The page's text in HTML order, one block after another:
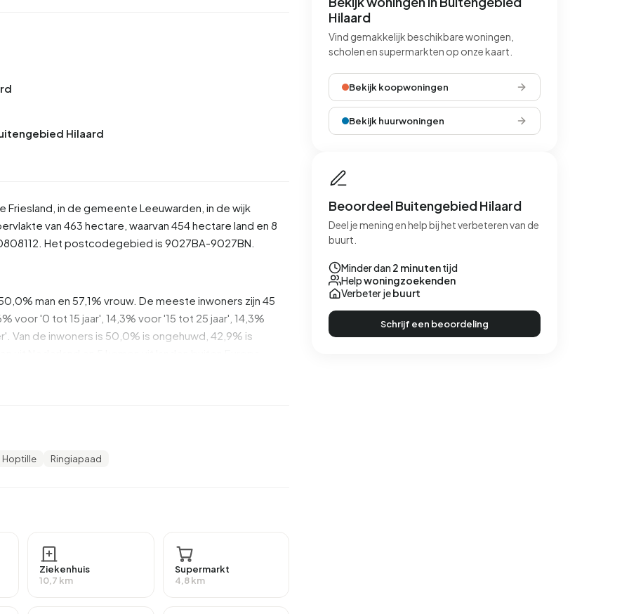
Hilaard
Friesland , in de gemeente Leeuwarden , in de wijk
van 463 hectare, waarvan 454 hectare land en 8
Het postcodegebied is 9027BA-9027BN.
man en 57,1% vrouw. De meeste inwoners zijn 45
voor '0 tot 15 jaar', 14,3% voor '15 tot 25 jaar', 14,3%
Van de inwoners is 50,0% is ongehuwd, 42,9% is
daarvan zijn eenpersoonshuishoudens, 40,0%
gemiddelde WOZ-waarde van €414.000. Hiervan is
woningen zijn koopwoningen. Dit komt neer op
is 96% in particulier bezit en 4% van overige
Hoptille Ringiapaad
Ziekenhuis
10,7 km
Supermarkt
4,8 km
Hilaard
Vind gemakkelijk beschikbare woningen,
scholen en supermarkten op onze kaart.
Bekijk koopwoningen
Bekijk huurwoningen
Beoordeel Buitengebied Hilaard
Deel je mening en help bij het verbeteren van de
buurt.
Minder dan 2 minutentijd
Helpwoningzoekenden
Verbeter jebuurt
Schrijf een beoordeling